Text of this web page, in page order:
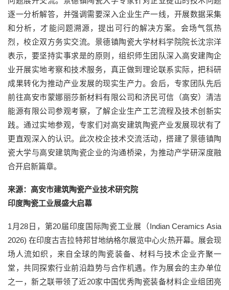
逐一分析解答，并强调需要深入企业生产一线，开展数据采集
和分析，才能问题溯源，提出可行的解决方案。会场气氛热
烈，校企双方务实交流。景德镇陶瓷大学材料学院院长沈宗洋
表示，要坚持实事求是的原则，组织师生团队深入高安建陶企
业开展实地考察和技术服务，真正做到理论联系实际，把科研
成果转化为推动产业发展的现实生产力。会后，专家团队先后
前往高安市蒙娜丽莎新材料有限公司和济民可信（高安）清洁
能源有限公司参观考察，了解企业生产工艺流程及技术创新实
践。通过实地参观，专家们对高安建筑陶瓷产业发展现状有了
更直观深入的认识。此次校企技术交流活动，搭建了景德镇陶
瓷大学与高安建筑陶瓷企业的沟通桥梁，为推动产学研深度融
合开启新篇章。
来源：高安市建筑陶瓷产业技术研究院
印度陶瓷工业展盛大启幕
1月28日，第20届印度国际陶瓷工业展（Indian Ceramics Asia
2026) 在印度古吉拉特邦甘地纳格尔展览中心火热开幕。展会现
场人流如织，来自全球的陶瓷装备、材料与技术企业齐聚一
堂，共同探索行业前沿趋势与合作机遇。作为展会的主办单位
之一，新之联带领了近20家中国优秀陶瓷装备材料企业组团亮